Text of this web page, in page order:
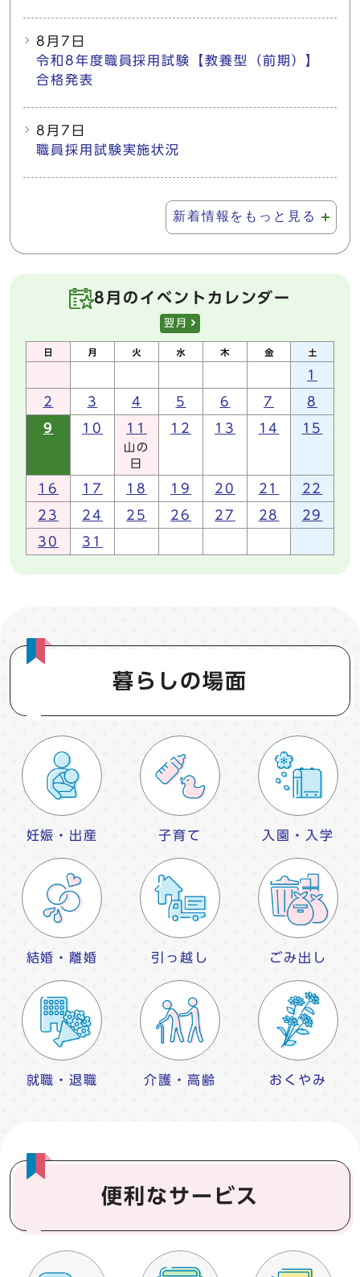
8月7日
令和8年度職員採用試験【教養型（前期）】
合格発表
8月7日
職員採用試験実施状況
新着情報をもっと見る
8月のイベントカレンダー
翌月
1
2 3 4 5 6 7 8
9 10 11
山の
日
12 13 14 15
16 17 18 19 20 21 22
23 24 25 26 27 28 29
30 31
暮らしの場面
妊娠・出産 子育て 入園・入学
結婚・離婚 引っ越し ごみ出し
就職・退職 介護・高齢 おくやみ
便利なサービス